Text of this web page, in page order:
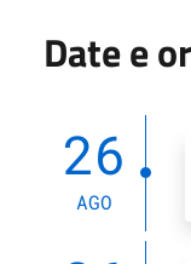
Date e
26
AGO